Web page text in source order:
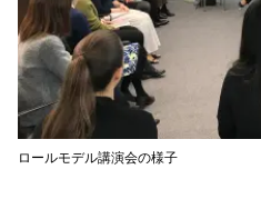
ロールモデル講演会の様子